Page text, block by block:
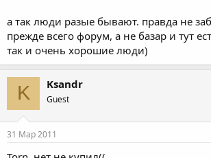
а так люди разые бывают. правда не
прежде всего форум, а не базар и тут
так и очень хорошие люди)
K Ksandr
Guest
31 Мар 2011